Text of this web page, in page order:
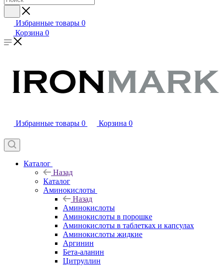
Избранные товары 0
Корзина 0
Избранные товары 0 Корзина 0
Каталог
Назад
Каталог
Аминокислоты
Назад
Аминокислоты
Аминокислоты в порошке
Аминокислоты в таблетках и капсулах
Аминокислоты жидкие
Аргинин
Бета-аланин
Цитруллин